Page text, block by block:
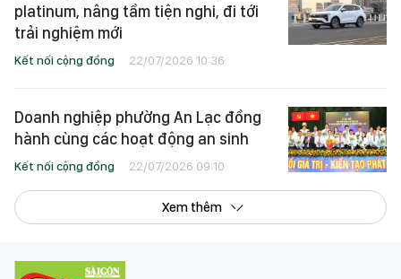
platinum, nâng tầm tiện nghi, đi tới
trải nghiệm mới
Kết nối cộng đồng 22/07/2026 10:36
Doanh nghiệp phường An Lạc đồng
hành cùng các hoạt động an sinh
Kết nối cộng đồng 22/07/2026 09:10
Xem thêm